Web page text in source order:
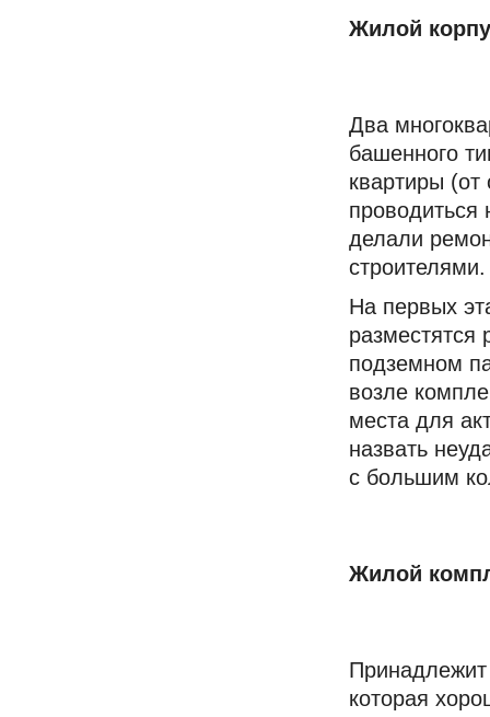
Жилой
Два
башенного
квартиры (от
проводиться
делали
строителями.
На первых
разместятся
подземном
возле
места для
назвать
с большим
Жилой
которая